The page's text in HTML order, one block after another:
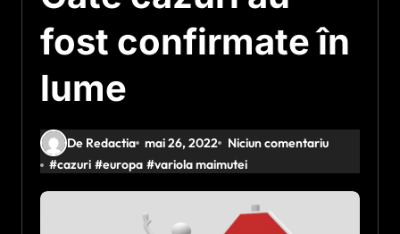
fost confirmate în
lume
De Redactia mai 26, 2022
Niciun comentariu
#cazuri #europa #variola maimutei